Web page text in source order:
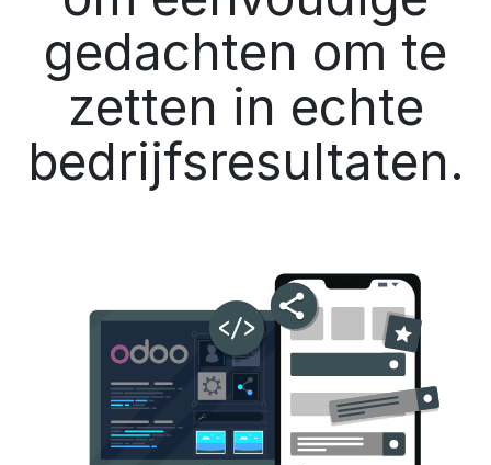
gedachten om te
zetten in echte
bedrijfsresultaten.